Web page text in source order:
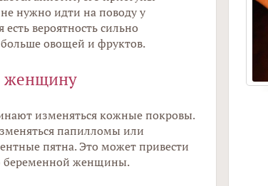
нужно идти на поводу у
вероятность сильно
овощей и фруктов.
женщину
изменяться кожные покровы.
папилломы или
пятна. Это может привести
беременной женщины.